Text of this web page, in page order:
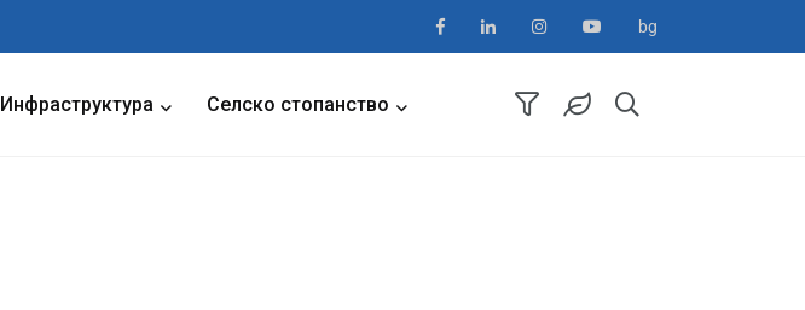
bg
Инфраструктура Селско стопанство